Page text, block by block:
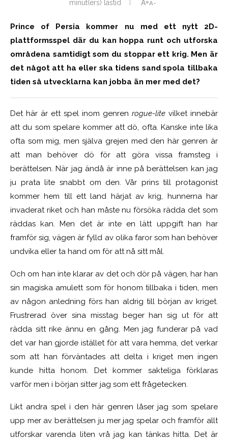
minut(ers) lästid
A+A-
Prince of Persia kommer nu med ett nytt 2D-
plattformsspel där du kan hoppa runt och utforska
områdena samtidigt som du stoppar ett krig. Men är
det något att ha eller ska tidens sand spola tillbaka
tiden så utvecklarna kan jobba än mer med det?
Det här är ett spel inom genren rogue-lite vilket innebär
att du som spelare kommer att dö, ofta. Kanske inte lika
ofta som mig, men själva grejen med den här genren är
att man behöver dö för att göra vissa framsteg i
berättelsen. När jag ändå är inne på berättelsen kan jag
ju prata lite snabbt om den. Vår prins till protagonist
kommer hem till ett land härjat av krig, hunnerna har
invaderat riket och han måste nu försöka rädda det som
räddas kan. Men det är inte en lätt uppgift han har
framför sig, vägen är fylld av olika faror som han behöver
undvika eller ta hand om för att nå sitt mål.
Och om han inte klarar av det och dör på vägen, har han
sin magiska amulett som för honom tillbaka i tiden, men
av någon anledning förs han aldrig till början av kriget.
Frustrerad över sina misstag beger han sig ut för att
rädda sitt rike ännu en gång. Men jag funderar på vad
det var han gjorde istället för att vara hemma, det verkar
som att han förväntades att delta i kriget men ingen
kunde hitta honom. Det kommer sakteliga förklaras
varför men i början sitter jag som ett frågetecken.
Likt andra spel i den här genren låser jag som spelare
upp mer av berättelsen ju mer jag spelar och framför allt
utforskar varenda liten vrå jag kan tänkas hitta. Det är